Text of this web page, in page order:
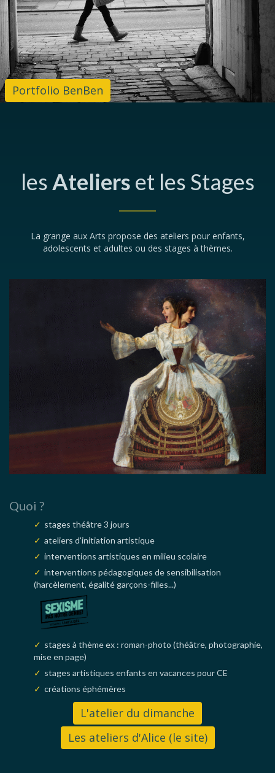
Portfolio BenBen
lesAteliers et les Stages
La grange aux Arts propose des ateliers pour enfants,
adolescents et adultes ou des stages à thèmes.
Quoi ?
stages théâtre 3 jours
ateliers d'initiation artistique
interventions artistiques en milieu scolaire
interventions pédagogiques de sensibilisation
(harcèlement, égalité garçons-filles...)
stages à thème ex : roman-photo (théâtre, photographie,
mise en page)
stages artistiques enfants en vacances pour CE
créations éphémères
L'atelier du dimanche
Les ateliers d'Alice (le site)